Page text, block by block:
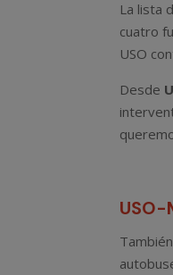
La lista
cuatro
USO
Desde